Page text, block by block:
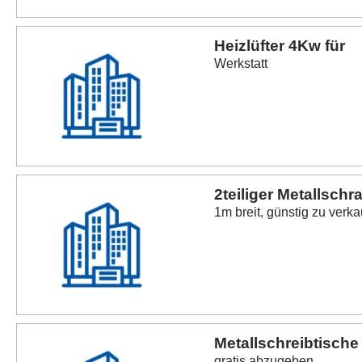
Heizlüfter 4Kw für
Werkstatt
2teiliger
1m breit, günstig zu
Metallschreibtische